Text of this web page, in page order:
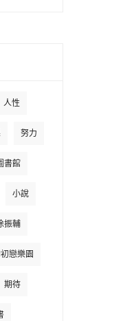
人性
努力
書館
小說
振輔
戀樂園
期待